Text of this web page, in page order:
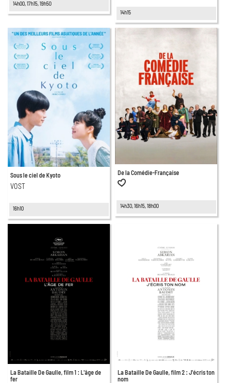
14h00, 17h15, 19h50
14h15
Sous le ciel de Kyoto
VOST
16h10
De la Comédie-Française
14h30, 16h15, 18h00
La Bataille De Gaulle, film 1 : L'âge de
fer
La Bataille De Gaulle, film 2 : J'écris ton
nom